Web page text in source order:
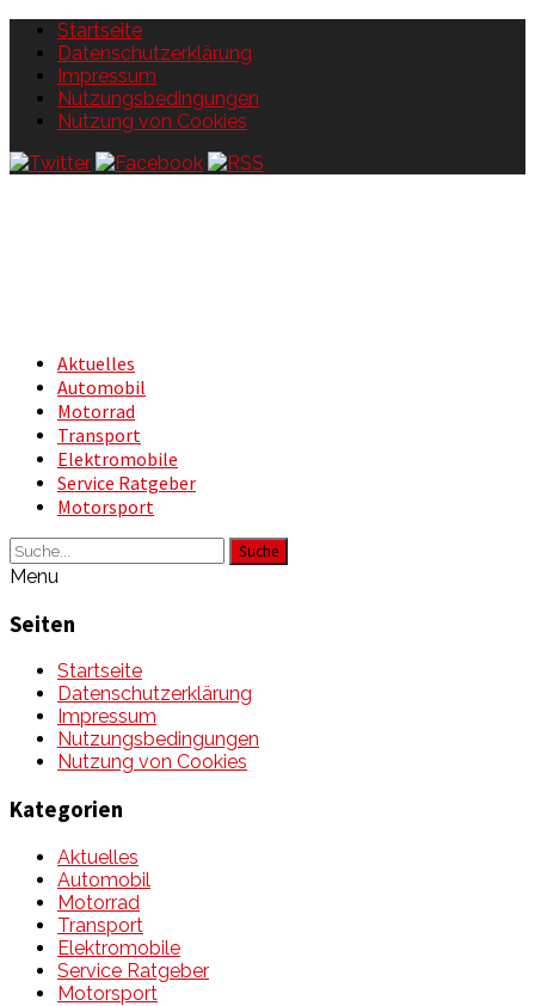
Startseite
Datenschutzerklärung
Impressum
Nutzungsbedingungen
Nutzung von Cookies
Aktuelles
Automobil
Motorrad
Transport
Elektromobile
Service Ratgeber
Motorsport
Suche
Menu
Seiten
Startseite
Datenschutzerklärung
Impressum
Nutzungsbedingungen
Nutzung von Cookies
Kategorien
Aktuelles
Automobil
Motorrad
Transport
Elektromobile
Service Ratgeber
Motorsport